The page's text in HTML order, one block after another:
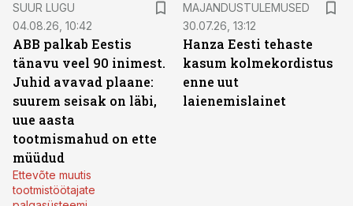
SUUR LUGU
04.08.26, 10:42
ABB palkab Eestis
tänavu veel 90 inimest.
Juhid avavad plaane:
suurem seisak on läbi,
uue aasta
tootmismahud on ette
müüdud
Ettevõte muutis
tootmistöötajate
MAJANDUSTULEMUSED
30.07.26, 13:12
Hanza Eesti tehaste
kasum kolmekordistus
enne uut
laienemislainet